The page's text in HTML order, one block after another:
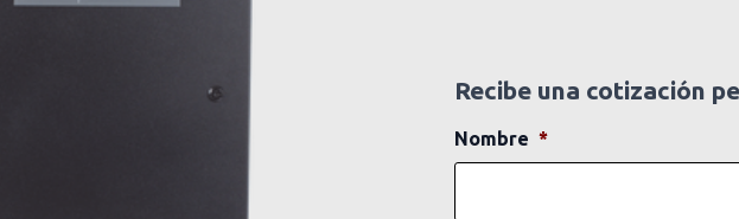
Recibe una cotización
Nombre *